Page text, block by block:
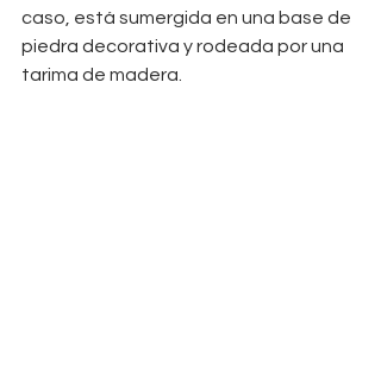
caso, está sumergida en una base de
piedra decorativa y rodeada por una
tarima de madera.